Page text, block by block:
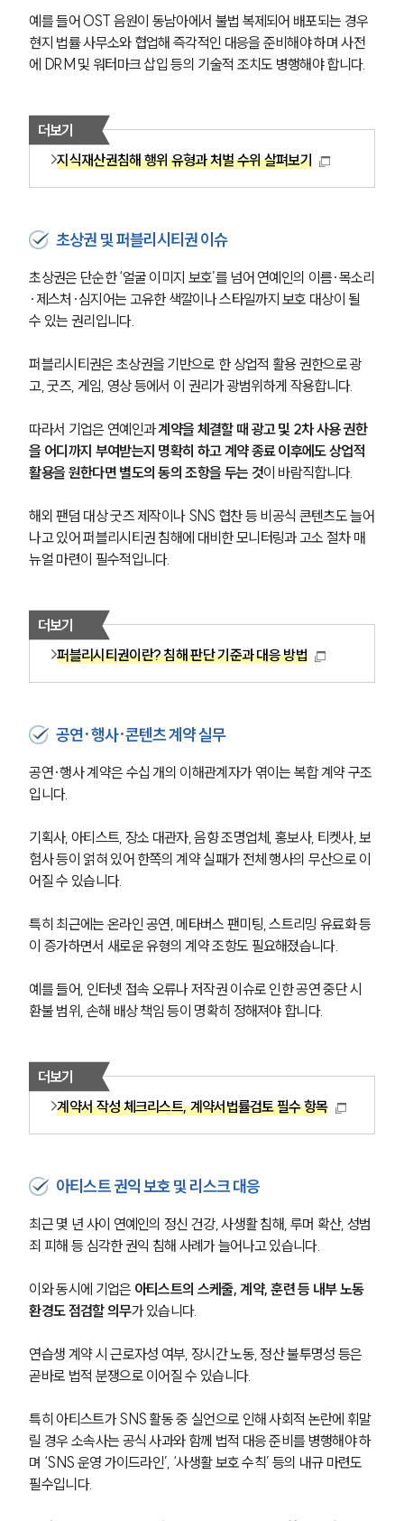
그룹소개
대륜의 강점
오시는 길
예를 들어 OST 음원이 동남아에서 불법 복제되어 배포되는 경우
현지 법률 사무소와 협업해 즉각적인 대응을 준비해야 하며 사전
에 DRM 및 워터마크 삽입 등의 기술적 조치도 병행해야 합니다.
더보기
지식재산권침해 행위 유형과 처벌 수위 살펴보기
초상권 및 퍼블리시티권 이슈
초상권은 단순한 ‘얼굴 이미지 보호’를 넘어 연예인의 이름·목소리
·제스처·심지어는 고유한 색깔이나 스타일까지 보호 대상이 될
수 있는 권리입니다.
퍼블리시티권은 초상권을 기반으로 한 상업적 활용 권한으로 광
고, 굿즈, 게임, 영상 등에서 이 권리가 광범위하게 작용합니다.
따라서 기업은 연예인과 계약을 체결할 때 광고 및 2차 사용 권한
을 어디까지 부여받는지 명확히 하고 계약 종료 이후에도 상업적
활용을 원한다면 별도의 동의 조항을 두는 것이 바람직합니다.
해외 팬덤 대상 굿즈 제작이나 SNS 협찬 등 비공식 콘텐츠도 늘어
나고 있어 퍼블리시티권 침해에 대비한 모니터링과 고소 절차 매
뉴얼 마련이 필수적입니다.
더보기
퍼블리시티권이란? 침해 판단 기준과 대응 방법
공연·행사·콘텐츠 계약 실무
공연·행사 계약은 수십 개의 이해관계자가 엮이는 복합 계약 구조
입니다.
기획사, 아티스트, 장소 대관자, 음향 조명업체, 홍보사, 티켓사, 보
험사 등이 얽혀 있어 한쪽의 계약 실패가 전체 행사의 무산으로 이
어질 수 있습니다.
특히 최근에는 온라인 공연, 메타버스 팬미팅, 스트리밍 유료화 등
이 증가하면서 새로운 유형의 계약 조항도 필요해졌습니다.
예를 들어, 인터넷 접속 오류나 저작권 이슈로 인한 공연 중단 시
환불 범위, 손해 배상 책임 등이 명확히 정해져야 합니다.
더보기
계약서 작성 체크리스트, 계약서법률검토 필수 항목
아티스트 권익 보호 및 리스크 대응
최근 몇 년 사이 연예인의 정신 건강, 사생활 침해, 루머 확산, 성범
죄 피해 등 심각한 권익 침해 사례가 늘어나고 있습니다.
이와 동시에 기업은 아티스트의 스케줄, 계약, 훈련 등 내부 노동
환경도 점검할 의무가 있습니다.
연습생 계약 시 근로자성 여부, 장시간 노동, 정산 불투명성 등은
곧바로 법적 분쟁으로 이어질 수 있습니다.
특히 아티스트가 SNS 활동 중 실언으로 인해 사회적 논란에 휘말
릴 경우 소속사는 공식 사과와 함께 법적 대응 준비를 병행해야 하
며 ‘SNS 운영 가이드라인’, ‘사생활 보호 수칙’ 등의 내규 마련도
필수입니다.